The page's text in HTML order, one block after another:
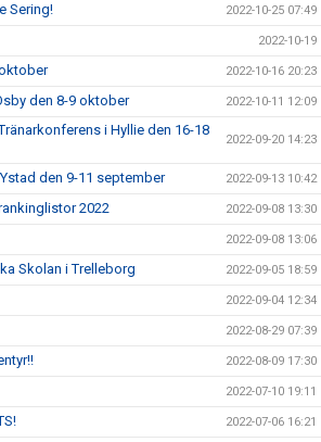
Sering! 2022-10-25 07:49
2022-10-19
2022-10-16 20:23
den 8-9 oktober 2022-10-11 12:09
i Hyllie den 16-18
2022-09-20 14:23
den 9-11 september 2022-09-13 10:42
2022 2022-09-08 13:30
2022-09-08 13:06
Skolan i Trelleborg 2022-09-05 18:59
2022-09-04 12:34
2022-08-29 07:39
2022-08-09 17:30
2022-07-10 19:11
2022-07-06 16:21